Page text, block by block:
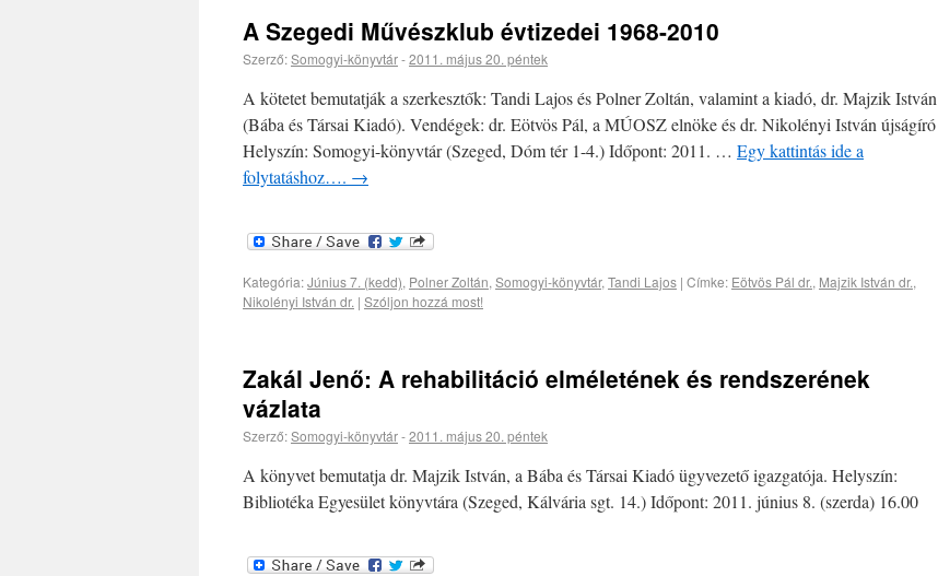
A Szegedi Művészklub évtizedei 1968-2010
Szerző:Somogyi-könyvtár-2011. május 20. péntek
A kötetet bemutatják a szerkesztők: Tandi Lajos és Polner Zoltán, valamint a kiadó, dr. Majzik István
(Bába és Társai Kiadó). Vendégek: dr. Eötvös Pál, a MÚOSZ elnöke és dr. Nikolényi István újságíró
Helyszín: Somogyi-könyvtár (Szeged, Dóm tér 1-4.) Időpont: 2011. … Egy kattintás ide a
folytatáshoz…. →
Kategória:Június 7. (kedd), Polner Zoltán, Somogyi-könyvtár, Tandi Lajos | Címke: Eötvös Pál dr., Majzik István dr.,
Nikolényi István dr. | Szóljon hozzá most!
Zakál Jenő: A rehabilitáció elméletének és rendszerének
vázlata
Szerző:Somogyi-könyvtár-2011. május 20. péntek
A könyvet bemutatja dr. Majzik István, a Bába és Társai Kiadó ügyvezető igazgatója. Helyszín:
Bibliotéka Egyesület könyvtára (Szeged, Kálvária sgt. 14.) Időpont: 2011. június 8. (szerda) 16.00